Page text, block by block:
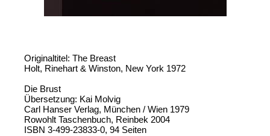
Originaltitel: The Breast
Holt, Rinehart & Winston, New York 1972
Die Brust
Übersetzung: Kai Molvig
Carl Hanser Verlag, München / Wien 1979
Rowohlt Taschenbuch, Reinbek 2004
ISBN 3-499-23833-0, 94 Seiten